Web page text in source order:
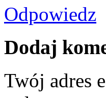
Odpowiedz
Dodaj
Twój adres